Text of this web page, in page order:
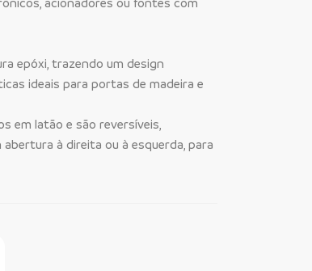
epóxi, trazendo um design
ideais para portas de madeira e
em latão e são reversíveis,
à direita ou à esquerda, para